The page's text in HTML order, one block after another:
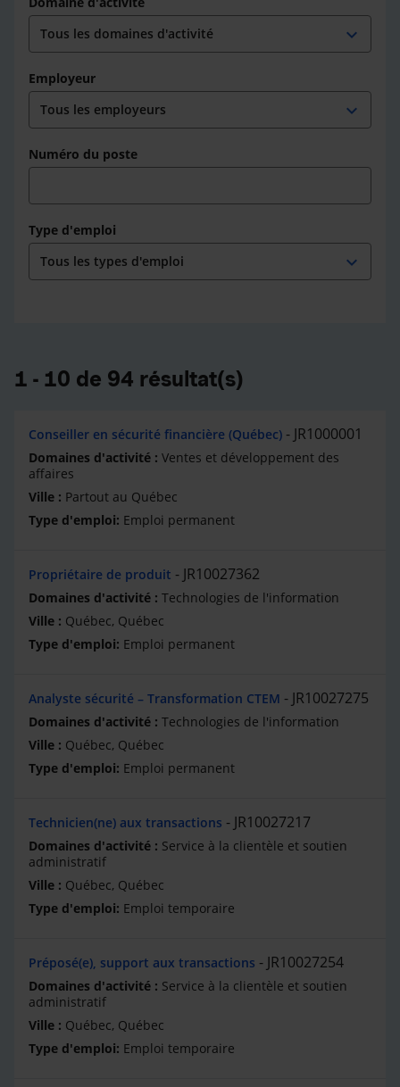
expand_more
Employeur
expand_more
Numéro du poste
Type d'emploi
expand_more
1 - 10 de 94 résultat(s)
Conseiller en sécurité financière (Québec) JR1000001
Ventes et développement des
affaires
Partout au Québec
Emploi permanent
Propriétaire de produit JR10027362
Technologies de l'information
Québec, Québec
Emploi permanent
Analyste sécurité – Transformation CTEM JR10027275
Technologies de l'information
Québec, Québec
Emploi permanent
Technicien(ne) aux transactions JR10027217
Service à la clientèle et soutien
administratif
Québec, Québec
Emploi temporaire
Préposé(e), support aux transactions JR10027254
Service à la clientèle et soutien
administratif
Québec, Québec
Emploi temporaire